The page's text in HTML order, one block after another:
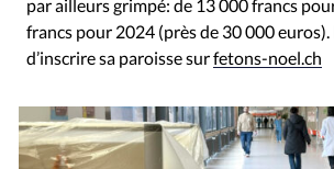
par ailleurs grimpé: de 13 000 francs
francs pour 2024 (près de 30 000
d’inscrire sa paroisse surfetons-noel.ch